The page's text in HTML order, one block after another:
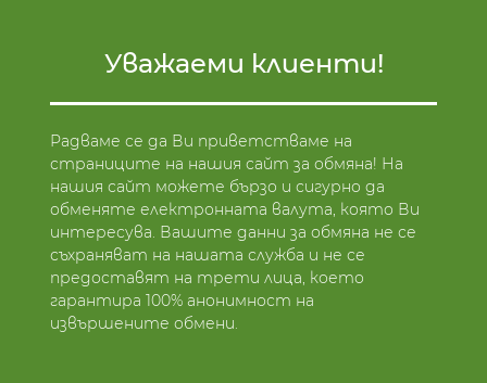
Уважаеми клиенти!
Радваме се да Ви приветстваме на
страниците на нашия сайт за обмяна! На
нашия сайт можете бързо и сигурно да
обменяте електронната валута, която Ви
интересува. Вашите данни за обмяна не се
съхраняват на нашата служба и не се
предоставят на трети лица, което
гарантира 100% анонимност на
извършените обмени.